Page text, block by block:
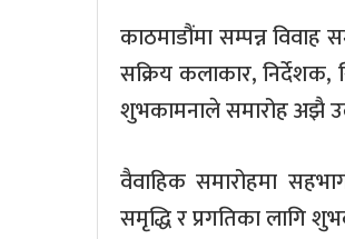
काठमाडौंमा सम्पन्न विवाह
सक्रिय कलाकार, निर्देशक,
शुभकामनाले समारोह अझै
वैवाहिक समारोहमा
समृद्धि र प्रगतिका लागि